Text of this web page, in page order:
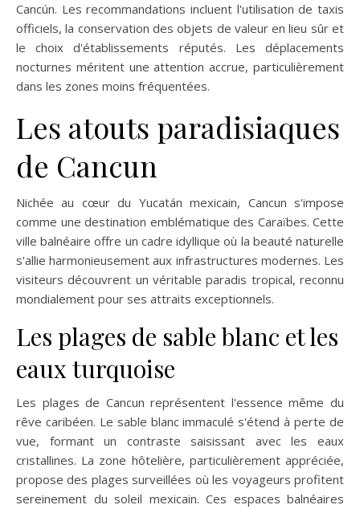
Cancún. Les recommandations incluent l'utilisation de taxis
officiels, la conservation des objets de valeur en lieu sûr et
le choix d'établissements réputés. Les déplacements
nocturnes méritent une attention accrue, particulièrement
dans les zones moins fréquentées.
Les atouts paradisiaques
de Cancun
Nichée au cœur du Yucatán mexicain, Cancun s'impose
comme une destination emblématique des Caraïbes. Cette
ville balnéaire offre un cadre idyllique où la beauté naturelle
s'allie harmonieusement aux infrastructures modernes. Les
visiteurs découvrent un véritable paradis tropical, reconnu
mondialement pour ses attraits exceptionnels.
Les plages de sable blanc et les
eaux turquoise
Les plages de Cancun représentent l'essence même du
rêve caribéen. Le sable blanc immaculé s'étend à perte de
vue, formant un contraste saisissant avec les eaux
cristallines. La zone hôtelière, particulièrement appréciée,
propose des plages surveillées où les voyageurs profitent
sereinement du soleil mexicain. Ces espaces balnéaires